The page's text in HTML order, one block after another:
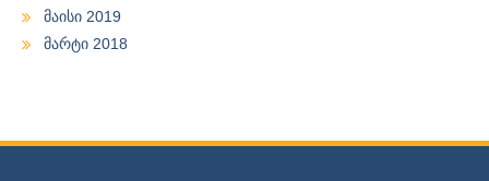
მაისი 2019
მარტი 2018